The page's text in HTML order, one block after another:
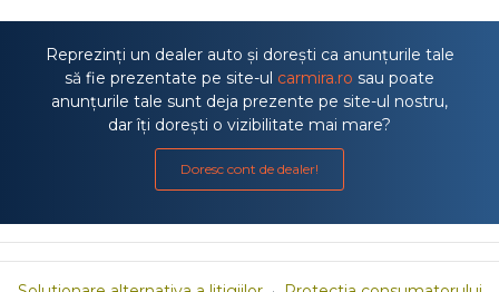
Reprezinți un dealer auto și dorești ca anunțurile tale
să fie prezentate pe site-ul carmira.ro sau poate
anunțurile tale sunt deja prezente pe site-ul nostru,
dar îți dorești o vizibilitate mai mare?
Doresc cont de dealer!